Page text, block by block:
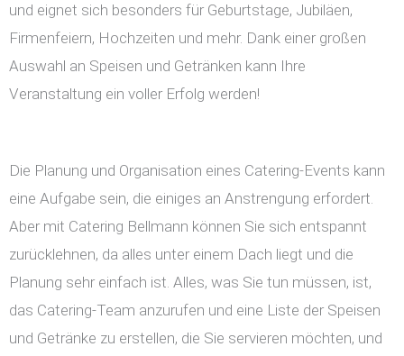
und eignet sich besonders für Geburtstage, Jubiläen,
Firmenfeiern, Hochzeiten und mehr. Dank einer großen
Auswahl an Speisen und Getränken kann Ihre
Veranstaltung ein voller Erfolg werden!
Die Planung und Organisation eines Catering-Events kann
eine Aufgabe sein, die einiges an Anstrengung erfordert.
Aber mit Catering Bellmann können Sie sich entspannt
zurücklehnen, da alles unter einem Dach liegt und die
Planung sehr einfach ist. Alles, was Sie tun müssen, ist,
das Catering-Team anzurufen und eine Liste der Speisen
und Getränke zu erstellen, die Sie servieren möchten, und